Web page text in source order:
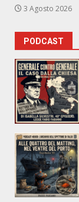
3 Agosto 2026
PODCAST